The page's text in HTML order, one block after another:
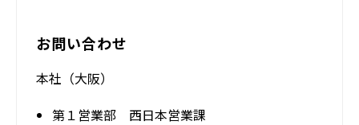
お問い合わせ
本社（大阪）
第１営業部 西日本営業課